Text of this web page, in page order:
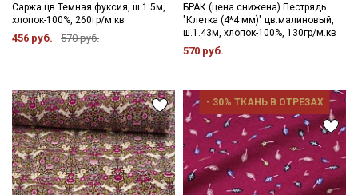
Саржа цв.Темная фуксия, ш.1.5м,
хлопок-100%, 260гр/м.кв
456 руб. 570 руб.
БРАК (цена снижена) Пестрядь
"Клетка (4*4 мм)" цв.малиновый,
ш.1.43м, хлопок-100%, 130гр/м.кв
570 руб.
- 30% ТКАНЬ В ОТРЕЗАХ